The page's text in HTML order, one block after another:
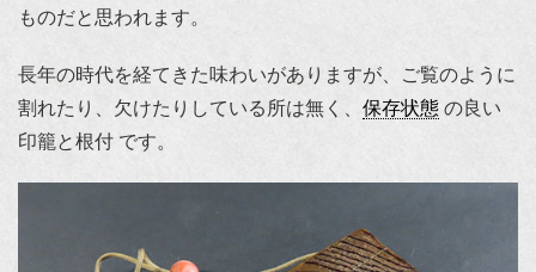
ものだと思われます。
長年の時代を経てきた味わいがありますが、ご覧のように
割れたり、欠けたりしている所は無く、 保存状態 の良い
印籠と根付 です。